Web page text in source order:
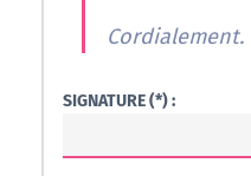
Cordialement.
SIGNATURE (*) :